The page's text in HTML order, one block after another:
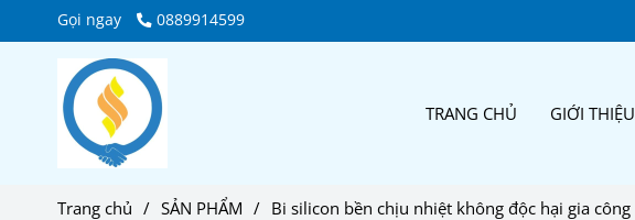
Gọi ngay 0889914599
TRANG CHỦ GIỚI THIỆU
Trang chủ / SẢN PHẨM / Bi silicon bền chịu nhiệt không độc hại gia công